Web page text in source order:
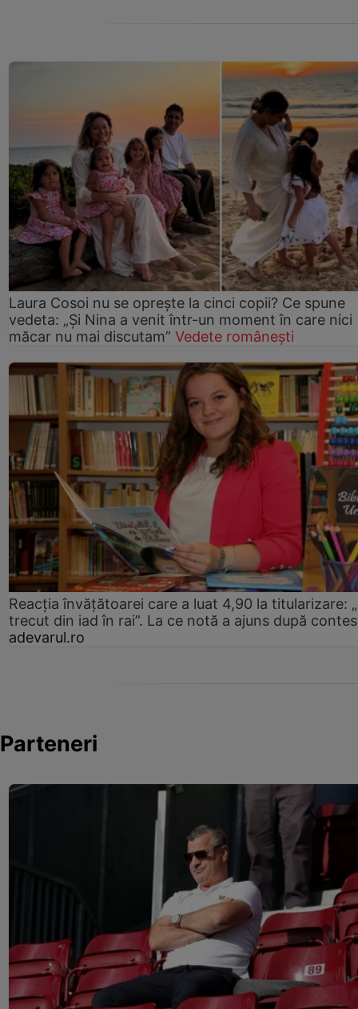
Laura Cosoi nu se oprește la cinci copii? Ce spune
vedeta: „Și Nina a venit într-un moment în care nici
măcar nu mai discutam” Vedete românești
Reacția învățătoarei care a luat 4,90 la titularizare:
trecut din iad în rai”. La ce notă a ajuns după
adevarul.ro
Parteneri